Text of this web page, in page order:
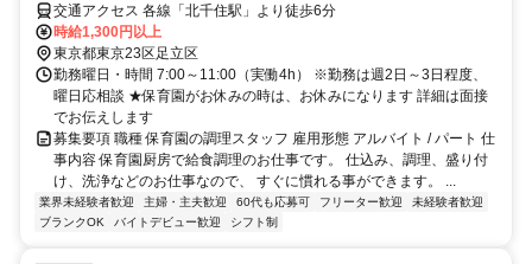
交通アクセス 各線「北千住駅」より徒歩6分
時給1,300円以上
東京都東京23区足立区
勤務曜日・時間 7:00～11:00（実働4h） ※勤務は週2日～3日程度、
曜日応相談 ★保育園がお休みの時は、お休みになります 詳細は面接
でお伝えします
募集要項 職種 保育園の調理スタッフ 雇用形態 アルバイト / パート 仕
事内容 保育園厨房で給食調理のお仕事です。 仕込み、調理、盛り付
け、洗浄などのお仕事なので、 すぐに慣れる事ができます。 ...
業界未経験者歓迎 主婦・主夫歓迎 60代も応募可 フリーター歓迎
未経験者歓迎
ブランクOK
バイトデビュー歓迎 シフト制